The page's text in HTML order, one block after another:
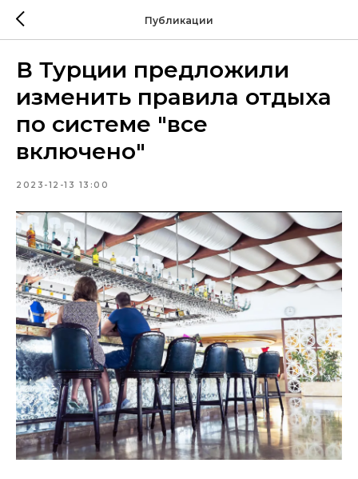
Публикации
В Турции предложили
изменить правила отдыха
по системе "все
включено"
2023-12-13 13:00